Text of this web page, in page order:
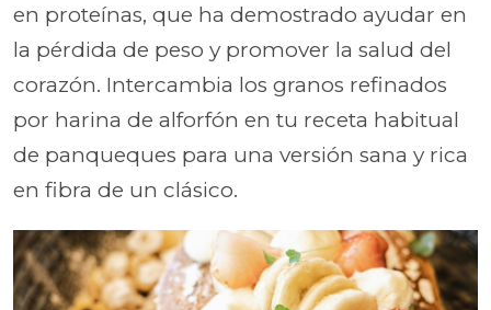
en proteínas, que ha demostrado ayudar en
la pérdida de peso y promover la salud del
corazón. Intercambia los granos refinados
por harina de alforfón en tu receta habitual
de panqueques para una versión sana y rica
en fibra de un clásico.